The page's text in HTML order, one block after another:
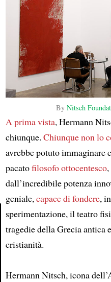
Article
ByNitsch
A prima vista, Hermann
chiunque. Chiunque non lo
avrebbe potuto immaginare
pacatofilosofo ottocentesco,
dall’incredibile potenza
geniale,capace di fondere,
sperimentazione, il teatro
tragedie della Grecia antica
cristianità.
Hermann Nitsch, icona